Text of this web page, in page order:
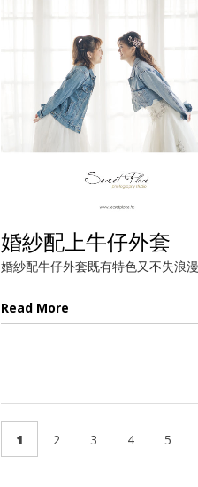
婚紗配上牛仔外套
婚紗配牛仔外套既有特色又不失浪漫
Read More
1 2 3 4 5